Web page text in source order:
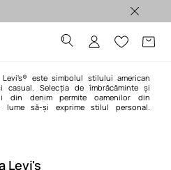
Levi's® este simbolul stilului american
casual. Selecția de îmbrăcăminte și
din denim permite oamenilor din
lume să-și exprime stilul personal.
Levi's